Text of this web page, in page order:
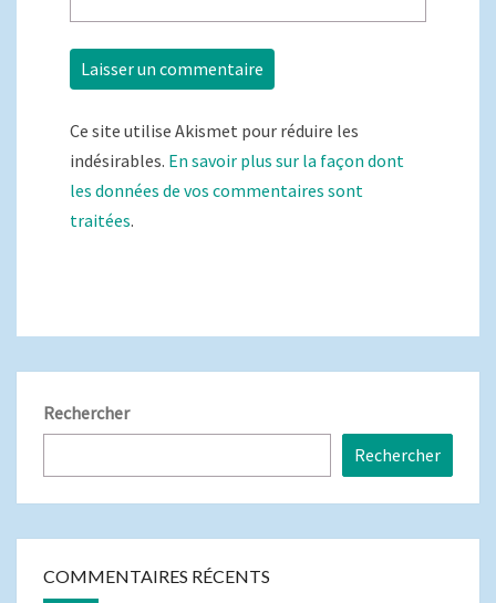
Ce site utilise Akismet pour réduire les
indésirables. En savoir plus sur la façon dont
les données de vos commentaires sont
traitées.
Rechercher
Rechercher
COMMENTAIRES RÉCENTS